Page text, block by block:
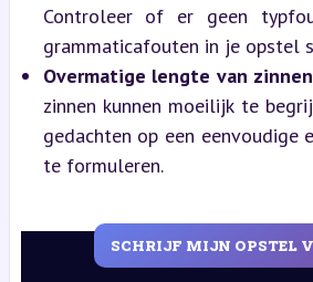
Controleer of er geen
grammaticafouten in je opstel
Overmatige lengte van zinnen
zinnen kunnen moeilijk te
gedachten op een eenvoudige
te formuleren.
SCHRIJF MIJN OPSTEL